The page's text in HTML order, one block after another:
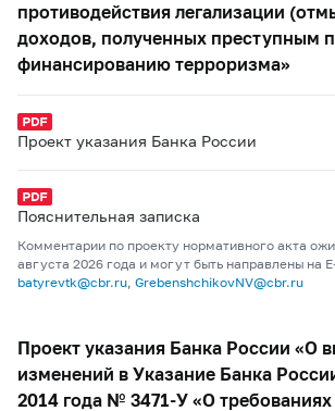
противодействия легализации
доходов, полученных преступным
финансированию терроризма»
Проект указания Банка России
Пояснительная записка
Комментарии по проекту нормативного акта
августа 2026 года и могут быть направлены на
batyrevtk@cbr.ru, GrebenshchikovNV@cbr.ru
Проект указания Банка России «О
изменений в Указание Банка
2014 года № 3471-У «О требованиях